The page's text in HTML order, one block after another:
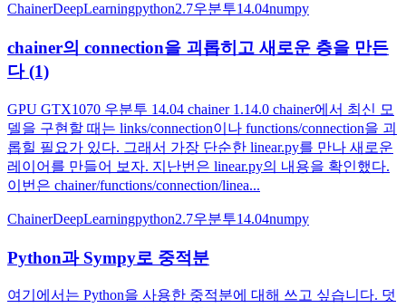
ChainerDeepLearningpython2.7우분투14.04numpy
chainer의 connection을 괴롭히고 새로운 층을 만든
다 (1)
GPU GTX1070 우분투 14.04 chainer 1.14.0 chainer에서 최신 모
델을 구현할 때는 links/connection이나 functions/connection을 괴
롭힐 필요가 있다. 그래서 가장 단순한 linear.py를 만나 새로운
레이어를 만들어 보자. 지난번은 linear.py의 내용을 확인했다.
이번은 chainer/functions/connection/linea...
ChainerDeepLearningpython2.7우분투14.04numpy
Python과 Sympy로 중적분
여기에서는 Python을 사용한 중적분에 대해 쓰고 싶습니다. 덧